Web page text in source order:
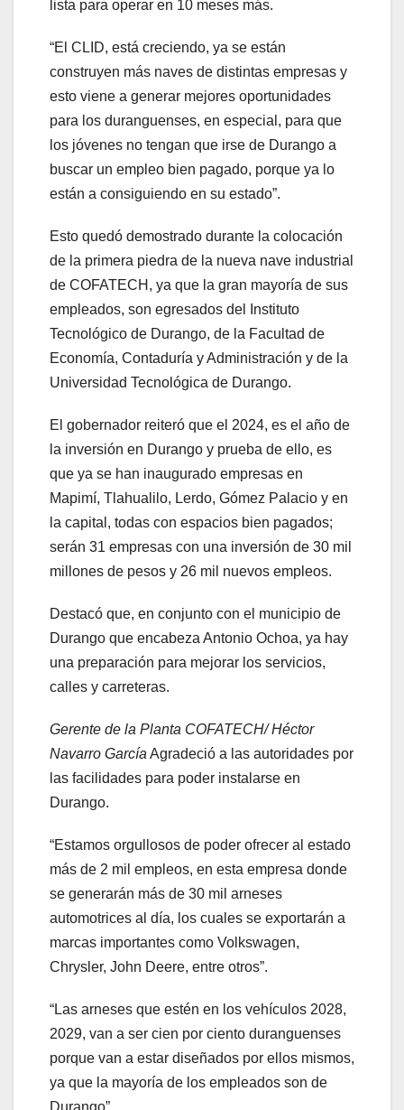
lista para operar en 10 meses más.
“El CLID, está creciendo, ya se están
construyen más naves de distintas empresas y
esto viene a generar mejores oportunidades
para los duranguenses, en especial, para que
los jóvenes no tengan que irse de Durango a
buscar un empleo bien pagado, porque ya lo
están a consiguiendo en su estado”.
Esto quedó demostrado durante la colocación
de la primera piedra de la nueva nave industrial
de COFATECH, ya que la gran mayoría de sus
empleados, son egresados del Instituto
Tecnológico de Durango, de la Facultad de
Economía, Contaduría y Administración y de la
Universidad Tecnológica de Durango.
El gobernador reiteró que el 2024, es el año de
la inversión en Durango y prueba de ello, es
que ya se han inaugurado empresas en
Mapimí, Tlahualilo, Lerdo, Gómez Palacio y en
la capital, todas con espacios bien pagados;
serán 31 empresas con una inversión de 30 mil
millones de pesos y 26 mil nuevos empleos.
Destacó que, en conjunto con el municipio de
Durango que encabeza Antonio Ochoa, ya hay
una preparación para mejorar los servicios,
calles y carreteras.
Gerente de la Planta COFATECH/ Héctor
Navarro García Agradeció a las autoridades por
las facilidades para poder instalarse en
Durango.
“Estamos orgullosos de poder ofrecer al estado
más de 2 mil empleos, en esta empresa donde
se generarán más de 30 mil arneses
automotrices al día, los cuales se exportarán a
marcas importantes como Volkswagen,
Chrysler, John Deere, entre otros”.
“Las arneses que estén en los vehículos 2028,
2029, van a ser cien por ciento duranguenses
porque van a estar diseñados por ellos mismos,
ya que la mayoría de los empleados son de
Durango”.